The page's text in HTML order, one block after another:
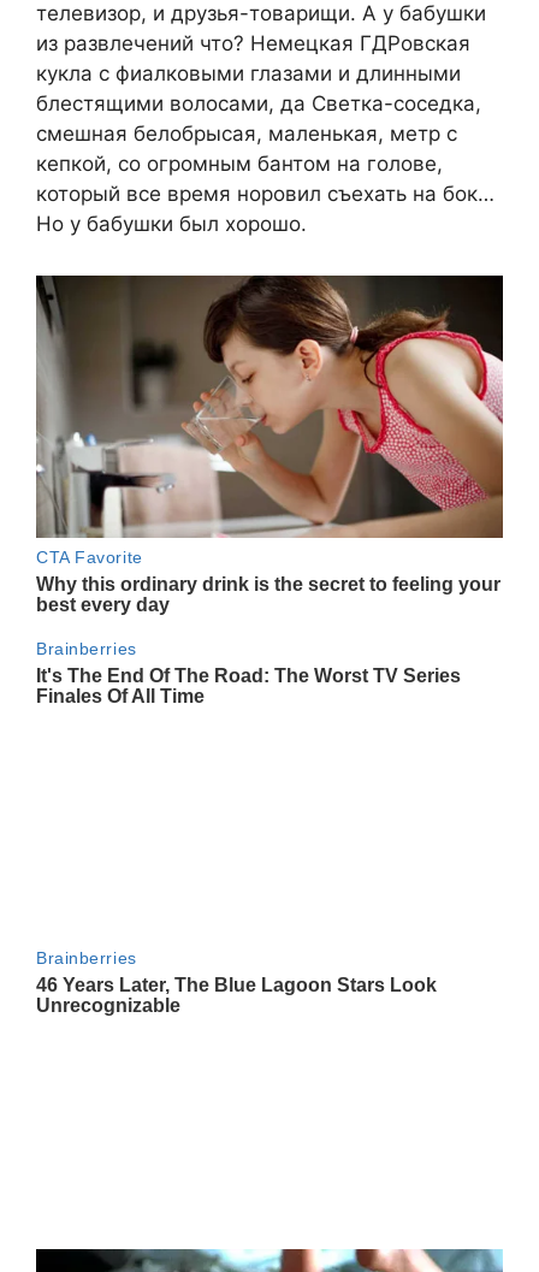
телевизор, и друзья-товарищи. А у бабушки
из развлечений что? Немецкая ГДРовская
кукла с фиалковыми глазами и длинными
блестящими волосами, да Светка-соседка,
смешная белобрысая, маленькая, метр с
кепкой, со огромным бантом на голове,
который все время норовил съехать на бок…
Но у бабушки был хорошо.